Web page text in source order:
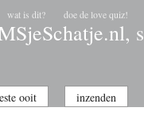
wat is dit? doe de love quiz!
ooit inzenden